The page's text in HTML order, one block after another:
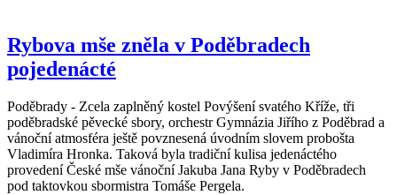
Rybova mše zněla v Poděbradech
pojedenácté
Poděbrady - Zcela zaplněný kostel Povýšení svatého Kříže, tři
poděbradské pěvecké sbory, orchestr Gymnázia Jiřího z Poděbrad a
vánoční atmosféra ještě povznesená úvodním slovem probošta
Vladimíra Hronka. Taková byla tradiční kulisa jedenáctého
provedení České mše vánoční Jakuba Jana Ryby v Poděbradech
pod taktovkou sbormistra Tomáše Pergela.